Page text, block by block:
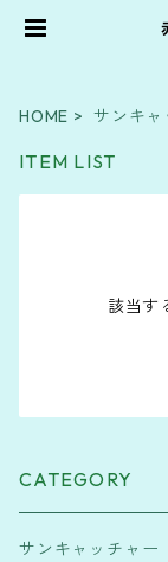
HOME サンキャ
ITEM LIST
該当す
CATEGORY
サンキャッチャー